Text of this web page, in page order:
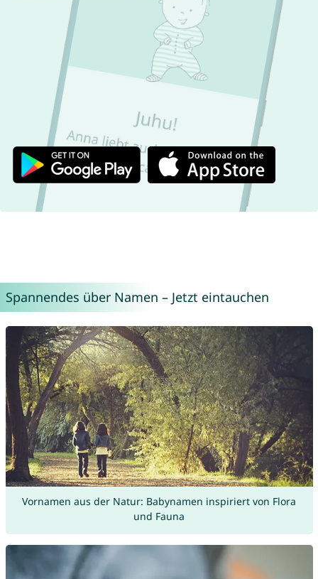
Spannendes über Namen – Jetzt eintauchen
Vornamen aus der Natur: Babynamen inspiriert von Flora
und Fauna